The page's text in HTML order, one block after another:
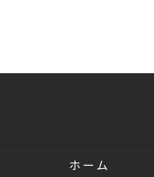
ホーム